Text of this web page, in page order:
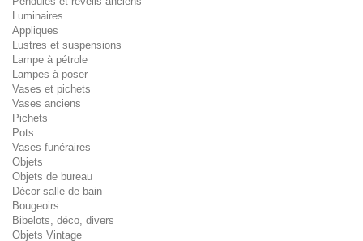
Luminaires
Appliques
Lustres et suspensions
Lampe à pétrole
Lampes à poser
Vases et pichets
Vases anciens
Pichets
Pots
Vases funéraires
Objets
Objets de bureau
Décor salle de bain
Bougeoirs
Bibelots, déco, divers
Objets Vintage